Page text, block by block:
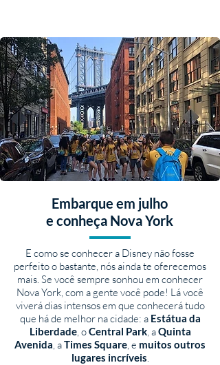
Embarque em julho
e conheça Nova York
E como se conhecer a Disney não fosse
perfeito o bastante, nós ainda te oferecemos
mais. Se você sempre sonhou em conhecer
Nova York, com a gente você pode! Lá você
viverá dias intensos em que conhecerá tudo
que há de melhor na cidade: a Estátua da
Liberdade, oCentral Park, aQuinta
Avenida, aTimes Square, e muitos outros
lugares incríveis.